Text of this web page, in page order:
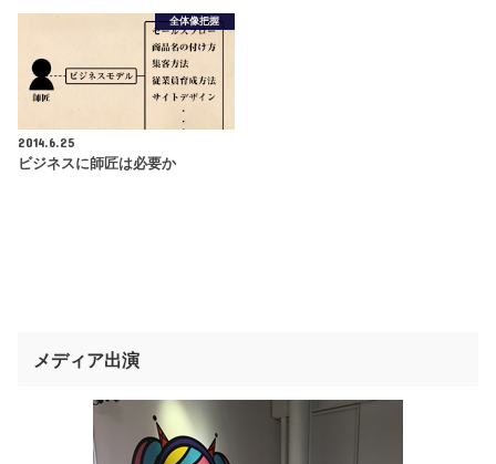
全体像把握
2014.6.25
ビジネスに師匠は必要か
メディア出演